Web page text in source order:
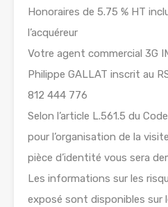
Honoraires de 5.75 % HT
l’acquéreur
Votre agent commercial 3G
Philippe GALLAT inscrit au
812 444 776
Selon l’article L.561.5 du
pour l’organisation de la
pièce d’identité vous sera
Les informations sur les
exposé sont disponibles sur